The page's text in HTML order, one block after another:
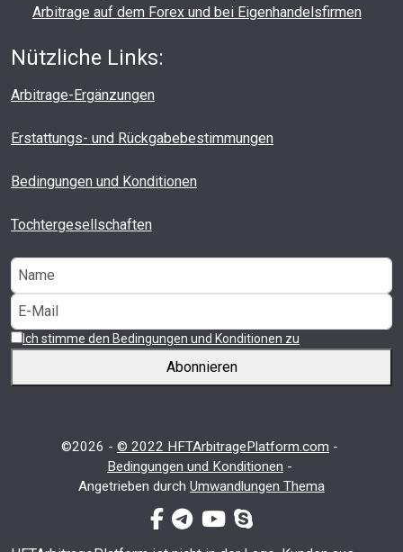
Arbitrage auf dem Forex und bei Eigenhandelsfirmen
Nützliche Links:
Arbitrage-Ergänzungen
Erstattungs- und Rückgabebestimmungen
Bedingungen und Konditionen
Tochtergesellschaften
Ich stimme den Bedingungen und Konditionen zu
Abonnieren
©2026 - © 2022 HFTArbitragePlatform.com -
Bedingungen und Konditionen -
Angetrieben durch Umwandlungen Thema
facebook-f
Telegramm
youtubeskype